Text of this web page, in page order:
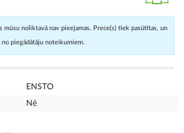
mūsu noliktavā nav pieejamas. Prece(s) tiek pasūtītas, un
piegādātāju noteikumiem.
ENSTO
Nē